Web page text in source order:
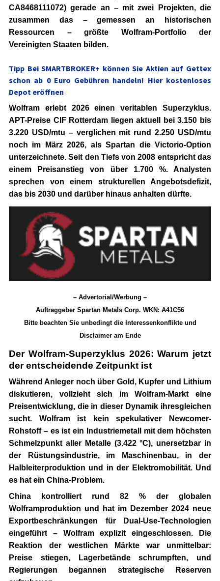
CA8468111072) gerade an – mit zwei Projekten, die
zusammen das – gemessen an historischen
Ressourcen – größte Wolfram-Portfolio der
Vereinigten Staaten bilden.
Tipp Bei SMARTBROKER+ können Sie Aktien auf Gettex
schon ab 0 Euro Gebühren handeln! Hier kostenloses
Depot eröffnen
Wolfram erlebt 2026 einen veritablen Superzyklus.
APT-Preise CIF Rotterdam liegen aktuell bei3.150 bis
3.220 USD/mtu – verglichen mit rund 2.250 USD/mtu
noch im März 2026, als Spartan die Victorio-Option
unterzeichnete. Seit den Tiefs von 2008 entspricht das
einem Preisanstieg von über 1.700 %. Analysten
sprechen von einem strukturellen Angebotsdefizit,
das bis 2030 und darüber hinaus anhalten dürfte.
– Advertorial/Werbung –
Auftraggeber Spartan Metals Corp. WKN: A41C56
Bitte beachten Sie unbedingt die Interessenkonflikte und
Disclaimer am Ende
Der Wolfram-Superzyklus 2026: Warum jetzt
der entscheidende Zeitpunkt ist
Während Anleger noch über Gold, Kupfer und Lithium
diskutieren, vollzieht sich im Wolfram-Markt eine
Preisentwicklung, die in dieser Dynamik ihresgleichen
sucht. Wolfram ist kein spekulativer Newcomer-
Rohstoff – es ist ein Industriemetall mit dem höchsten
Schmelzpunkt aller Metalle (3.422 °C), unersetzbar in
der Rüstungsindustrie, im Maschinenbau, in der
Halbleiterproduktion und in der Elektromobilität. Und
es hat ein China-Problem.
China kontrolliert rund 82 % der globalen
Wolframproduktion und hat im Dezember 2024 neue
Exportbeschränkungen für Dual-Use-Technologien
eingeführt – Wolfram explizit eingeschlossen. Die
Reaktion der westlichen Märkte war unmittelbar:
Preise stiegen, Lagerbetände schrumpften, und
Regierungen begannen strategische Reserven